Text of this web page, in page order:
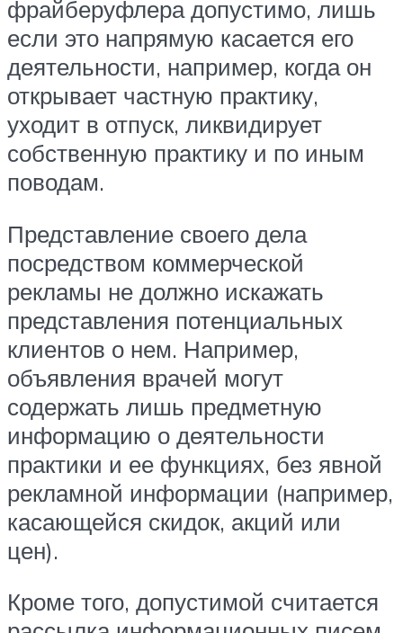
фрайберуфлера допустимо, лишь
если это напрямую касается его
деятельности, например, когда он
открывает частную практику,
уходит в отпуск, ликвидирует
собственную практику и по иным
поводам.
Представление своего дела
посредством коммерческой
рекламы не должно искажать
представления потенциальных
клиентов о нем. Например,
объявления врачей могут
содержать лишь предметную
информацию о деятельности
практики и ее функциях, без явной
рекламной информации (например,
касающейся скидок, акций или
цен).
Кроме того, допустимой считается